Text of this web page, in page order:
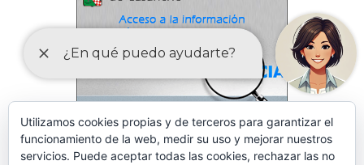
Utilizamos cookies propias y de terceros para garantizar el
funcionamiento de la web, medir su uso y mejorar nuestros
servicios. Puede aceptar todas las cookies, rechazar las no